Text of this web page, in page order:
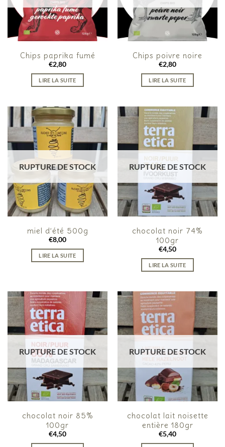
Chips paprika fumé
€2,80
LIRE LA SUITE
Chips poivre noire
€2,80
LIRE LA SUITE
RUPTURE DE STOCK
miel d’été 500g
€8,00
LIRE LA SUITE
RUPTURE DE STOCK
chocolat noir 74%
100gr
€4,50
LIRE LA SUITE
RUPTURE DE STOCK
chocolat noir 85%
100gr
€4,50
RUPTURE DE STOCK
chocolat lait noisette
entière 180gr
€5,40